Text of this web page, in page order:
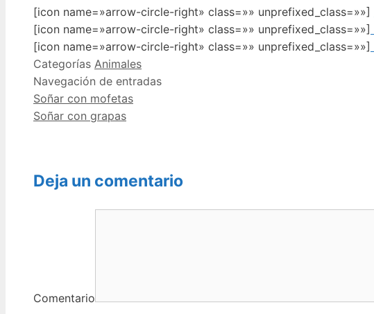
[icon name=»arrow-circle-right» class=»» unprefixed_class=»»]
[icon name=»arrow-circle-right» class=»» unprefixed_class=»»]
[icon name=»arrow-circle-right» class=»» unprefixed_class=»»]
Categorías Animales
Navegación de entradas
Soñar con mofetas
Soñar con grapas
Deja un comentario
Comentario